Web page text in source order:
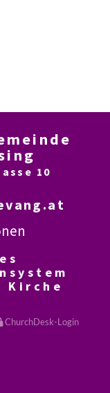
10
Kirche
ChurchDesk-Login